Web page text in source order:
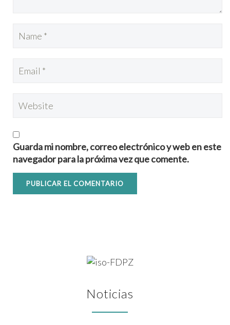
Guarda mi nombre, correo electrónico y web en este
navegador para la próxima vez que comente.
Noticias